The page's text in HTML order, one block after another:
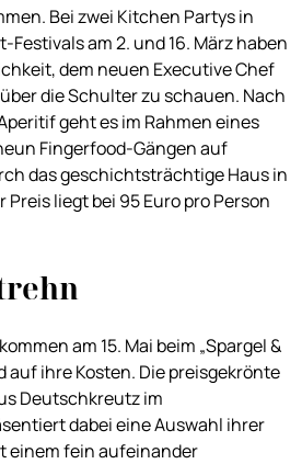
Bei zwei Kitchen Partys in
Festivals am 2. und 16. März haben
dem neuen Executive Chef
die Schulter zu schauen. Nach
geht es im Rahmen eines
Fingerfood-Gängen auf
das geschichtsträchtige Haus in
Preis liegt bei 95 Euro pro Person
am 15. Mai beim „Spargel &
auf ihre Kosten. Die preisgekrönte
Deutschkreutz im
dabei eine Auswahl ihrer
einem fein aufeinander